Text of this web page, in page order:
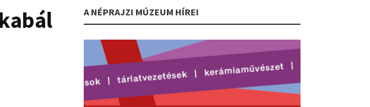
A NÉPRAJZI MÚZEUM HÍREI